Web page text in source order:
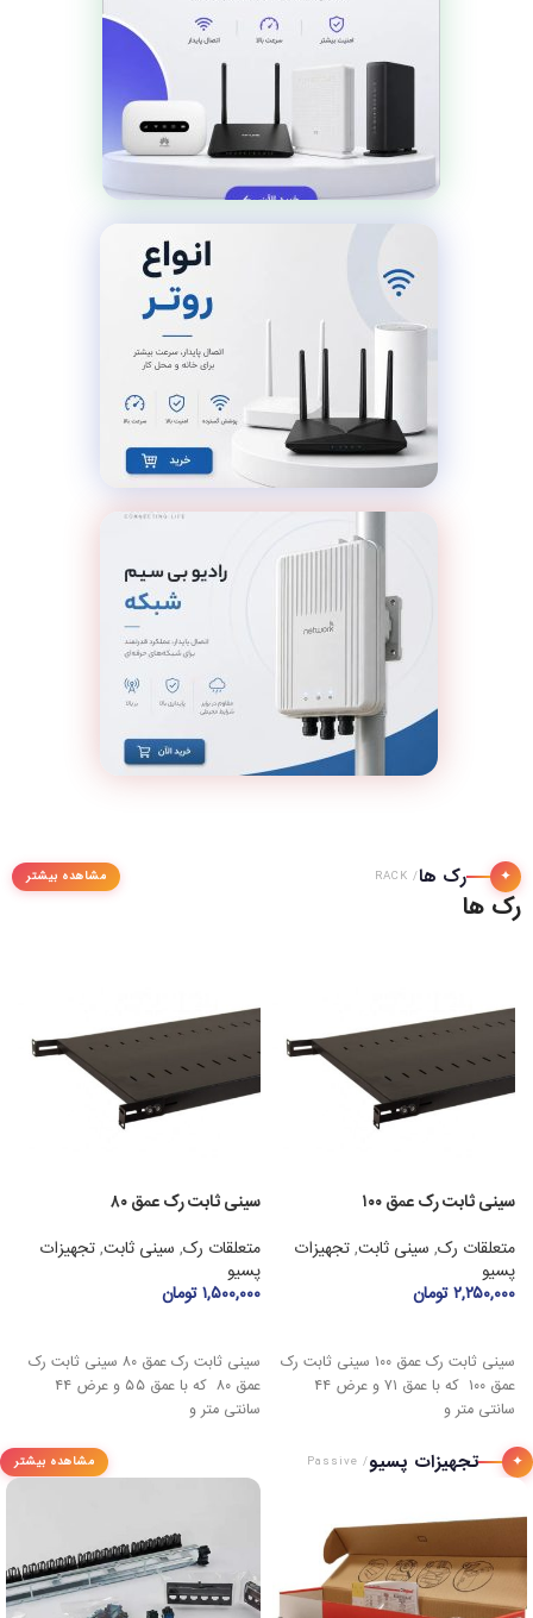
✦ رک ها/ RACK مشاهده بیشتر
رک ها
سینی ثابت رک عمق ۱۰۰
متعلقات رک, سینی ثابت,تجهیزات
پسیو
۲,۲۵۰,۰۰۰تومان
سینی ثابت رک عمق ۱۰۰ سینی ثابت رک
عمق ۱۰۰ که با عمق ۷۱ و عرض ۴۴
سانتی متر و
سینی ثابت رک عمق ۸۰
متعلقات رک, سینی ثابت,تجهیزات
پسیو
۱,۵۰۰,۰۰۰تومان
سینی ثابت رک عمق ۸۰ سینی ثابت رک
عمق ۸۰ که با عمق ۵۵ و عرض ۴۴
سانتی متر و
✦ تجهیزات پسیو/ Passive مشاهده بیشتر